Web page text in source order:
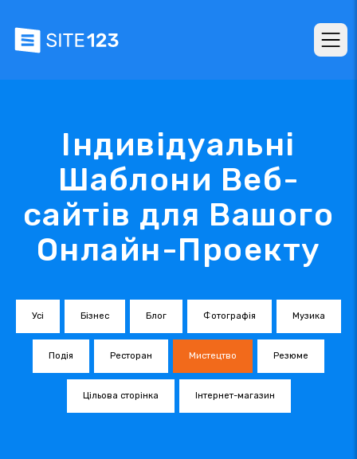
Індивідуальні
Шаблони Веб-
сайтів для Вашого
Онлайн-Проекту
Усі Бізнес Блог Фотографія Музика
Подія Ресторан Мистецтво Резюме
Цільова сторінка Інтернет-магазин